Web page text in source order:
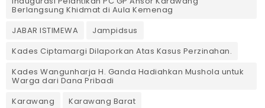
Berlangsung Khidmat di Aula Kemenag
JABAR ISTIMEWA
Jampidsus
Kades Ciptamargi Dilaporkan Atas Kasus Perzinahan.
Kades Wangunharja H. Ganda Hadiahkan Mushola untuk
Warga dari Dana Pribadi ‎
Karawang
Karawang Barat